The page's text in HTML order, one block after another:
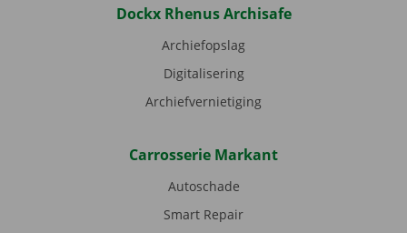
Dockx Rhenus Archisafe
Archiefopslag
Digitalisering
Archiefvernietiging
Carrosserie Markant
Autoschade
Smart Repair